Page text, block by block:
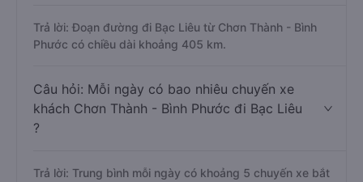
Trả lời: Đoạn đường đi Bạc Liêu từ Chơn Thành - Bình
Phước có chiều dài khoảng 405 km.
Câu hỏi: Mỗi ngày có bao nhiêu chuyến xe
khách Chơn Thành - Bình Phước đi Bạc Liêu
?
Trả lời: Trung bình mỗi ngày có khoảng 5 chuyến xe bắt